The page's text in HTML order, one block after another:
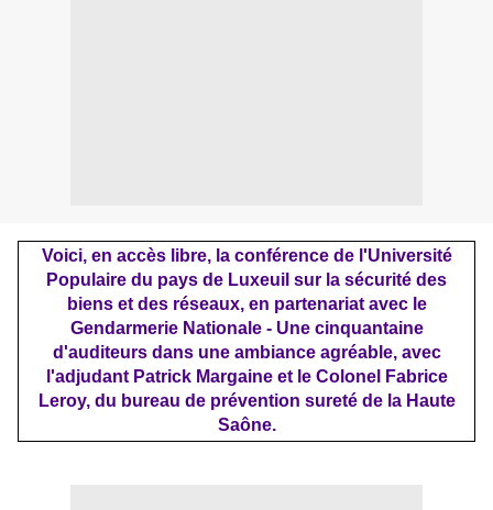
Voici, en accès libre, la conférence de l'Université
Populaire du pays de Luxeuil sur la sécurité des
biens et des réseaux, en partenariat avec le
Gendarmerie Nationale - Une cinquantaine
d'auditeurs dans une ambiance agréable, avec
l'adjudant Patrick Margaine et le Colonel Fabrice
Leroy, du bureau de prévention sureté de la Haute
Saône.